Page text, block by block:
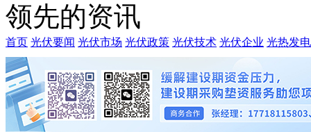
领先的资讯
首页 光伏要闻 光伏市场 光伏政策 光伏技术 光伏企业 光热发电